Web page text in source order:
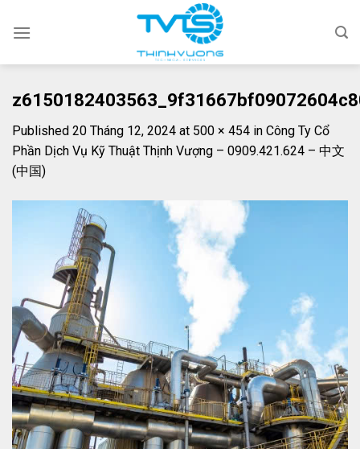
Published 20 Tháng 12, 2024 at 500 × 454 in Công Ty Cổ
Phần Dịch Vụ Kỹ Thuật Thịnh Vượng – 0909.421.624 – 中文
(中国)